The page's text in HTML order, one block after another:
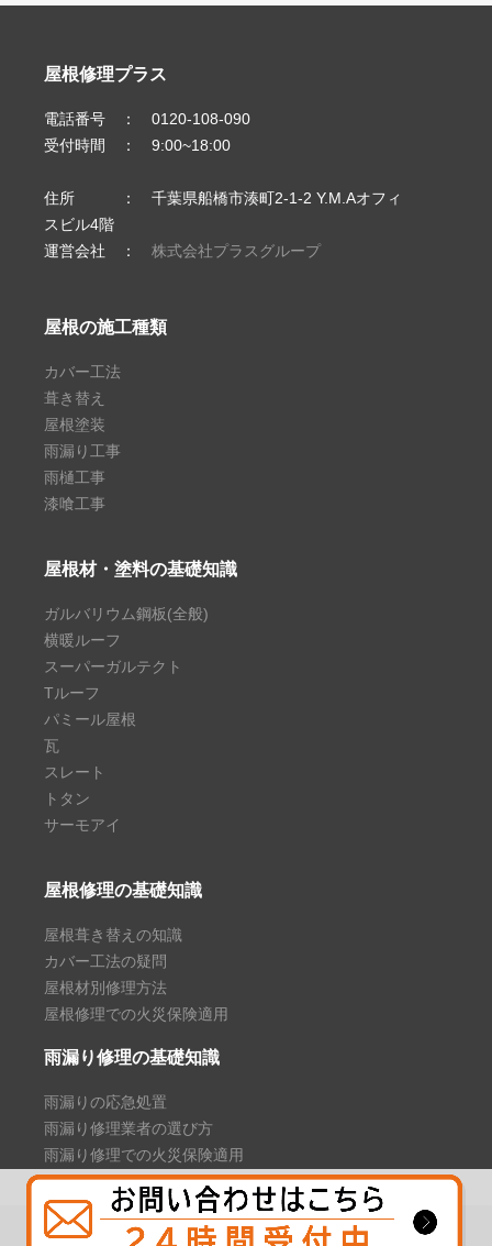
屋根修理プラス
電話番号 ： 0120-108-090
受付時間 ： 9:00~18:00
住所 ： 千葉県船橋市湊町2-1-2 Y.M.Aオフィ
スビル4階
運営会社 ： 株式会社プラスグループ
屋根の施工種類
カバー工法
葺き替え
屋根塗装
雨漏り工事
雨樋工事
漆喰工事
屋根材・塗料の基礎知識
ガルバリウム鋼板(全般)
横暖ルーフ
スーパーガルテクト
Tルーフ
パミール屋根
瓦
スレート
トタン
サーモアイ
屋根修理の基礎知識
屋根葺き替えの知識
カバー工法の疑問
屋根材別修理方法
屋根修理での火災保険適用
雨漏り修理の基礎知識
雨漏りの応急処置
雨漏り修理業者の選び方
雨漏り修理での火災保険適用
Copyright © 2021 屋根修理プラス. All Rights Reserved.